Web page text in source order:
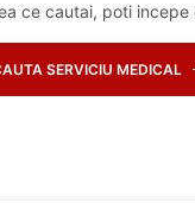
ce cautai, poti incepe
SERVICIU MEDICAL